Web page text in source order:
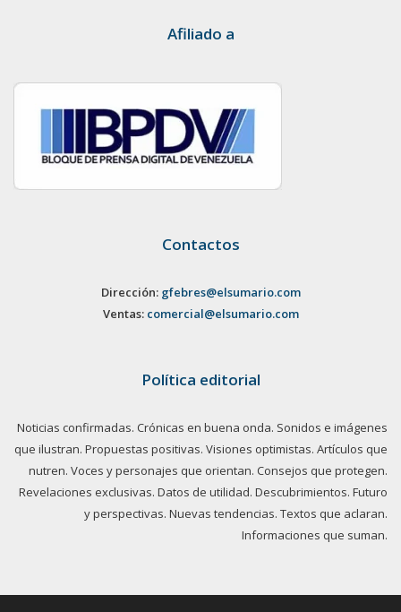
Afiliado a
Contactos
Dirección: gfebres@elsumario.com
Ventas: comercial@elsumario.com
Política editorial
Noticias confirmadas. Crónicas en buena onda. Sonidos e imágenes
que ilustran. Propuestas positivas. Visiones optimistas. Artículos que
nutren. Voces y personajes que orientan. Consejos que protegen.
Revelaciones exclusivas. Datos de utilidad. Descubrimientos. Futuro
y perspectivas. Nuevas tendencias. Textos que aclaran.
Informaciones que suman.